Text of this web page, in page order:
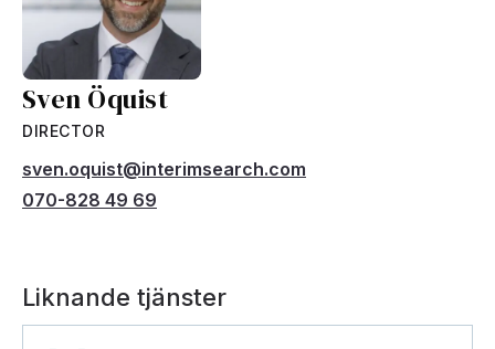
Sven Öquist
DIRECTOR
sven.oquist@interimsearch.com
070-828 49 69
Liknande tjänster